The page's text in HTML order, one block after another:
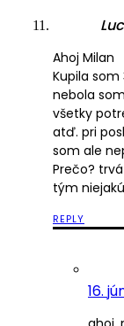
Ahoj Milan
Kupila som
nebola
všetky
atď. pri
som ale
Prečo?
tým
REPLY
16.